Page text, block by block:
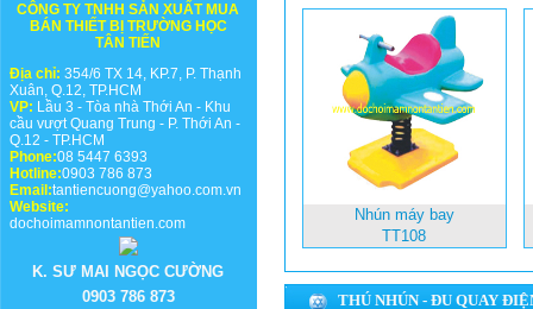
CÔNG TY TNHH SẢN XUẤT MUA
BÁN THIẾT BỊ TRƯỜNG HỌC
TÂN TIẾN
Địa chỉ: 354/6 TX 14, KP.7, P. Thạnh
Xuân, Q.12, TP.HCM
VP: Lầu 3 - Tòa nhà Thới An - Khu
cầu vượt Quang Trung - P. Thới An -
Q.12 - TP.HCM
Phone:08 5447 6393
Hotline:0903 786 873
Email:tantiencuong@yahoo.com.vn
Website:
dochoimamnontantien.com
K. SƯ MAI NGỌC CƯỜNG
0903 786 873
Nhún máy bay
TT108
THÚ NHÚN - ĐU QUAY